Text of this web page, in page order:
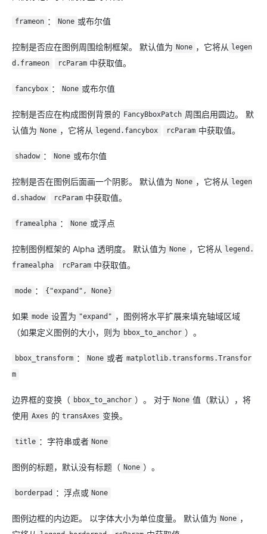
frameon ： None 或布尔值
控制是否应在图例周围绘制框架。 默认值为 None ，它将从 legen
d.frameon
rcParam 中获取值。
fancybox ： None 或布尔值
控制是否应在构成图例背景的 FancyBboxPatch 周围启用圆边。 默
认值为 None ，它将从 legend.fancybox rcParam 中获取值。
shadow ： None 或布尔值
控制是否在图例后面画一个阴影。 默认值为 None ，它将从 legen
d.shadow
rcParam 中获取值。
framealpha ： None 或浮点
控制图例框架的 Alpha 透明度。 默认值为 None ，它将从 legend.
framealpha
rcParam 中获取值。
mode ： {"expand", None}
如果 mode 设置为 "expand" ，图例将水平扩展来填充轴域区域
（如果定义图例的大小，则为 bbox_to_anchor ）。
bbox_transform ： None 或者 matplotlib.transforms.Transfor
m
边界框的变换（ bbox_to_anchor ）。 对于 None 值（默认），将
使用 Axes 的 transAxes 变换。
title ：字符串或者 None
图例的标题，默认没有标题（ None ）。
borderpad ：浮点或 None
图例边框的内边距。 以字体大小为单位度量。 默认值为 None ，